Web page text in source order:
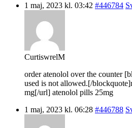
1 maj, 2023 kl. 03:42 #446784
CurtiswrelM
order atenolol over the counter
used is not allowed.[/
mg[/url] atenolol pills 25mg
1 maj, 2023 kl. 06:28 #446788